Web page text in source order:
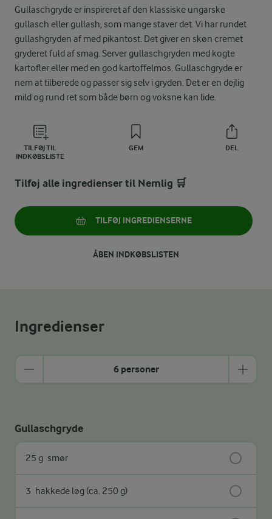
Gullaschgryde er inspireret af den klassiske ungarske
gullasch eller gullash, som mange staver det. Vi har rundet
gullashgryden af med pikantost. Det giver en skøn cremet
gryderet fuld af smag. Server gullaschgryden med kogte
kartofler eller med en god kartoffelmos. Gullaschgryde er
nem at tilberede og passer sig selv i gryden. Det er en dejlig
mild og rund ret som både børn og voksne kan lide.
TILFØJ TIL
INDKØBSLISTE
GEM DEL
Tilføj alle ingredienser til Nemlig 🛒
TILFØJ INGREDIENSERNE
ÅBEN INDKØBSLISTEN
Ingredienser
6 personer
Gullaschgryde
25 g smør
3 hakkede løg (ca. 250 g)